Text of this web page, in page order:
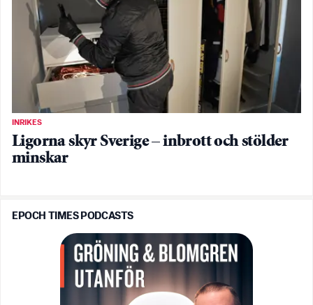
INRIKES
Ligorna skyr Sverige – inbrott och stölder
minskar
EPOCH TIMES PODCASTS